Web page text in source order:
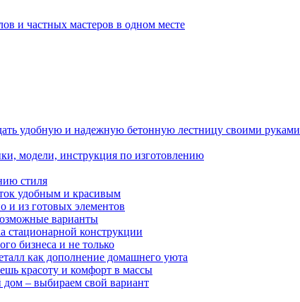
и частных мастеров в одном месте
удобную и надежную бетонную лестницу своими руками
модели, инструкция по изготовлению
стиля
удобным и красивым
и из готовых элементов
варианты
стационарной конструкции
бизнеса и не только
как дополнение домашнего уюта
красоту и комфорт в массы
– выбираем свой вариант